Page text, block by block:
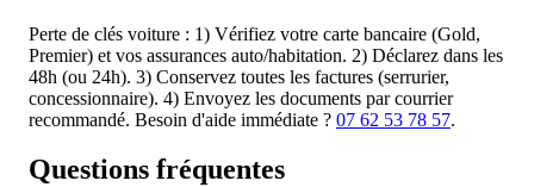
Perte de clés voiture : 1) Vérifiez votre carte bancaire (Gold,
Premier) et vos assurances auto/habitation. 2) Déclarez dans les
48h (ou 24h). 3) Conservez toutes les factures (serrurier,
concessionnaire). 4) Envoyez les documents par courrier
recommandé. Besoin d'aide immédiate ? 07 62 53 78 57.
Questions fréquentes